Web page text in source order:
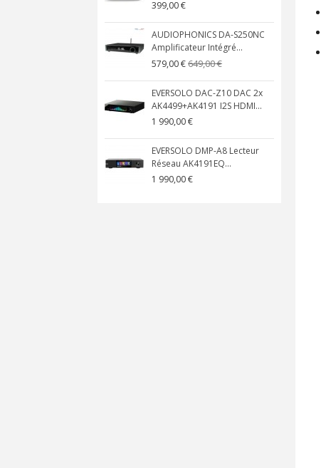
399,00 €
AUDIOPHONICS DA-S250NC
Amplificateur Intégré...
579,00 €649,00 €
EVERSOLO DAC-Z10 DAC 2x
AK4499+AK4191 I2S HDMI...
1 990,00 €
EVERSOLO DMP-A8 Lecteur
Réseau AK4191EQ...
1 990,00 €